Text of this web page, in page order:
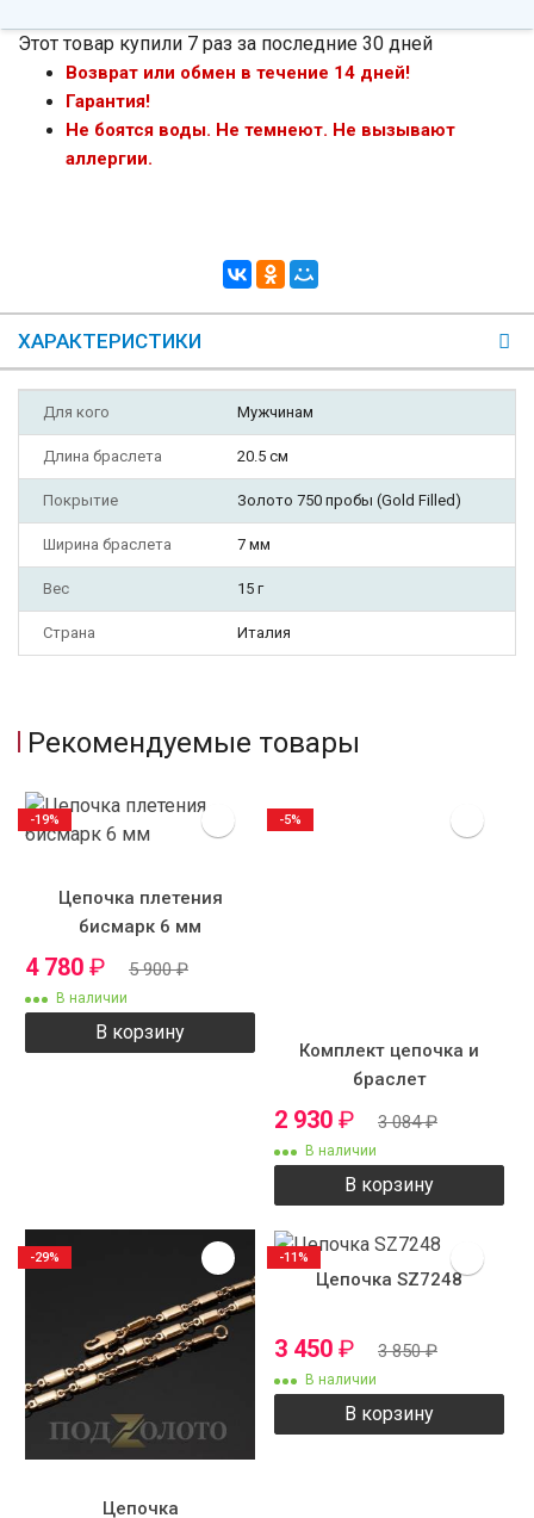
Этот товар купили 7 раз за последние 30 дней
Возврат или обмен в течение 14 дней!
Гарантия!
Не боятся воды. Не темнеют. Не вызывают
аллергии.
ХАРАКТЕРИСТИКИ
Для кого Мужчинам
Длина браслета 20.5 см
Покрытие Золото 750 пробы (Gold Filled)
Ширина браслета 7 мм
Вес 15 г
Страна Италия
Рекомендуемые товары
Цепочка плетения
бисмарк 6 мм
4 780 ₽ 5 900₽
В наличии
В корзину
-19%
Комплект цепочка и
браслет
2 930 ₽ 3 084₽
В наличии
В корзину
-5%
Цепочка
-29%
Цепочка SZ7248
3 450 ₽ 3 850₽
В наличии
В корзину
-11%